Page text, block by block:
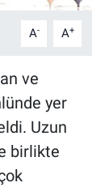
A- A+
ve
yer
Uzun
birlikte